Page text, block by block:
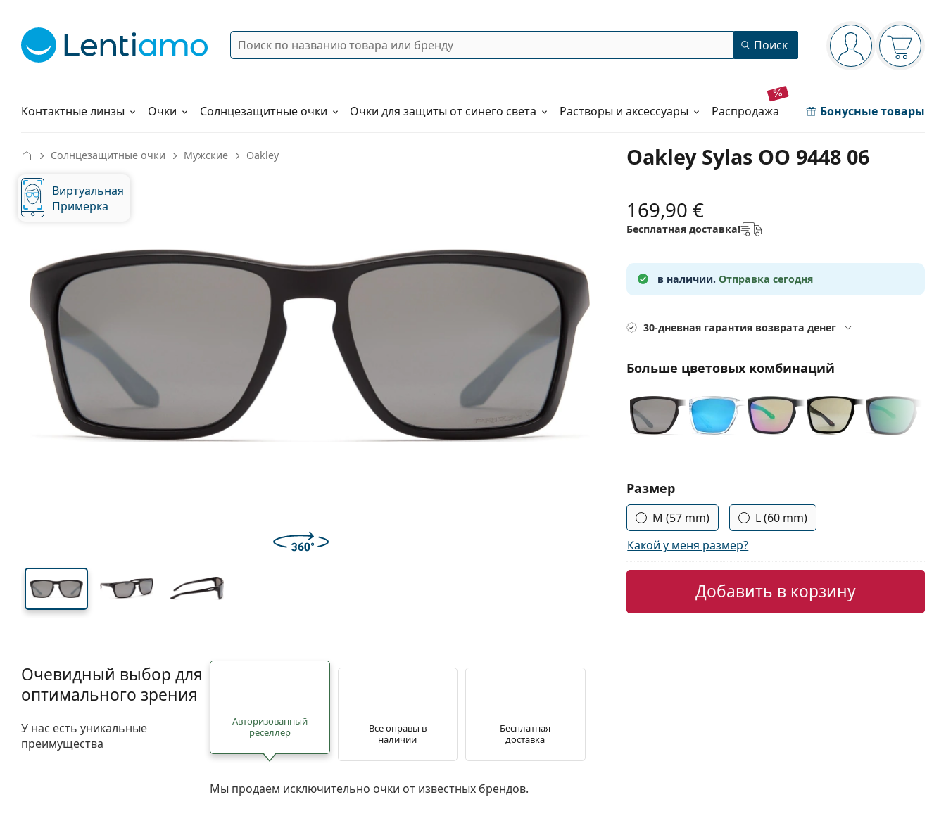
Панель навигации
Вы вошли вВаша
Поиск Поиск
Контактные линзы
Растворы Очки Солнцезащитные очки Очки для защиты от синего света Растворы и аксессуары распродажа Бонусные товары
Как заказать
Oakley Sylas OO 9448 06
Солнцезащитные очки Мужские Oakley
Виртуальная
Примерка
169,90 €
Бесплатная доставка!
в наличии. Отправка сегодня
30-дневная гарантия возврата денег
Больше цветовых комбинаций
Выберите параметры:
Размер
M (57 mm)
L (60 mm)
Какой у меня размер?
Добавить в корзину
Очевидный выбор для
оптимального зрения
У нас есть уникальные
преимущества
Авторизованный
реселлер
Все оправы в
наличии
Бесплатная
доставка
Мы продаем исключительно очки от известных брендов.